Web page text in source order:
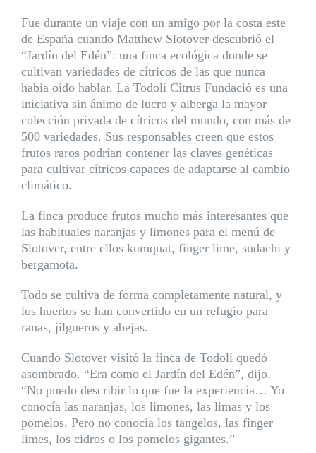
Fue durante un viaje con un amigo por la costa este
de España cuando Matthew Slotover descubrió el
“Jardín del Edén”: una finca ecológica donde se
cultivan variedades de cítricos de las que nunca
había oído hablar. La Todolí Citrus Fundació es una
iniciativa sin ánimo de lucro y alberga la mayor
colección privada de cítricos del mundo, con más de
500 variedades. Sus responsables creen que estos
frutos raros podrían contener las claves genéticas
para cultivar cítricos capaces de adaptarse al cambio
climático.
La finca produce frutos mucho más interesantes que
las habituales naranjas y limones para el menú de
Slotover, entre ellos kumquat, finger lime, sudachi y
bergamota.
Todo se cultiva de forma completamente natural, y
los huertos se han convertido en un refugio para
ranas, jilgueros y abejas.
Cuando Slotover visitó la finca de Todolí quedó
asombrado. “Era como el Jardín del Edén”, dijo.
“No puedo describir lo que fue la experiencia… Yo
conocía las naranjas, los limones, las limas y los
pomelos. Pero no conocía los tangelos, las finger
limes, los cidros o los pomelos gigantes.”